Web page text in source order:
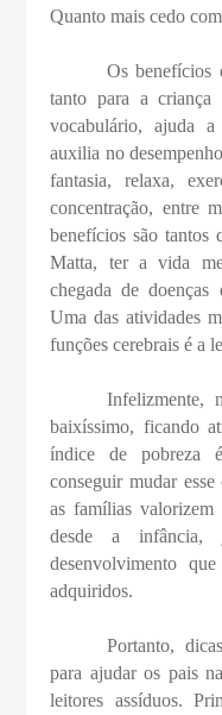
Quanto mais cedo
Os benefícios
tanto para a
vocabulário, ajuda a
auxilia no
fantasia, relaxa,
concentração, entre
benefícios são tantos
Matta, ter a vida
chegada de doenças
Uma das atividades
funções cerebrais é a
Infelizmente,
baixíssimo, ficando
índice de pobreza
conseguir mudar
as famílias
desde a
desenvolvimento
adquiridos.
Portanto,
para ajudar os pais
leitores assíduos.